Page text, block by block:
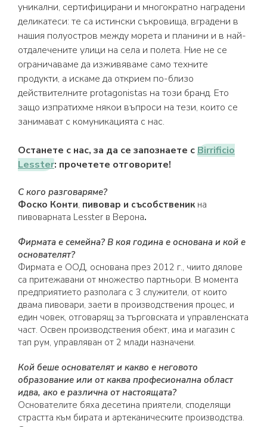
уникални, сертифицирани и многократно наградени
деликатеси: те са истински съкровища, вградени в
нашия полуостров между морета и планини и в най-
отдалечените улици на села и полета. Ние не се
ограничаваме да изживяваме само техните
продукти, а искаме да открием по-близо
действителните protagonistas на този бранд. Ето
защо изпратихме някои въпроси на тези, които се
занимават с комуникацията с нас.
Останете с нас, за да се запознаете сBirrificio
Lesster: прочетете отговорите!
С кого разговаряме?
Фоско Конти, пивовар и съсобственикна
пивоварната Lesster в Верона.
Фирмата е семейна? В коя година е основана и кой е
основателят?
Фирмата е ООД, основана през 2012 г., чиито дялове
са притежавани от множество партньори. В момента
предприятието разполага с 3 служители, от които
двама пивовари, заети в производствения процес, и
един човек, отговарящ за търговската и управленската
част. Освен производствения обект, има и магазин с
тап рум, управляван от 2 млади назначени.
Кой беше основателят и какво е неговото
образование или от каква професионална област
идва, ако е различна от настоящата?
Основателите бяха десетина приятели, споделящи
страстта към бирата и артеканическите производства.